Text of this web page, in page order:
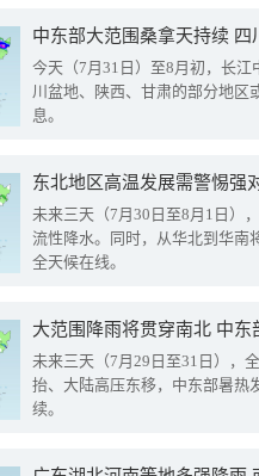
中东部大范围桑拿天持续
今天（7月31日）至8月初，长
川盆地、陕西、甘肃的部分地区
息。
东北地区高温发展需警惕强
未来三天（7月30日至8月1日）
流性降水。同时，从华北到华南
全天候在线。
大范围降雨将贯穿南北 中东
未来三天（7月29日至31日），
抬、大陆高压东移，中东部暑热
续。